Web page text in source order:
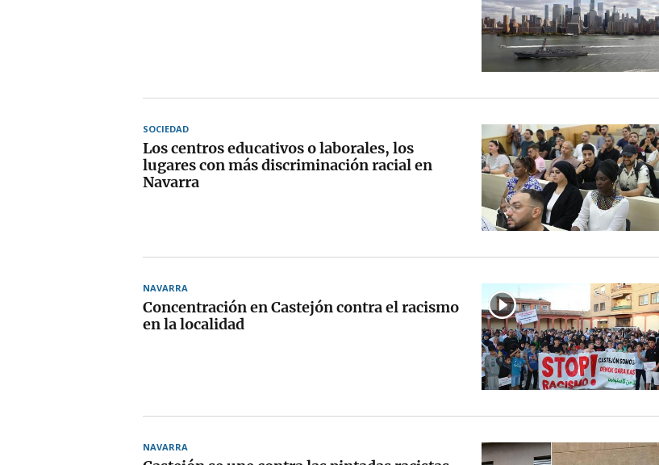
SOCIEDAD
Los centros educativos o laborales, los
lugares con más discriminación racial en
Navarra
NAVARRA
Concentración en Castejón contra el racismo
en la localidad
NAVARRA